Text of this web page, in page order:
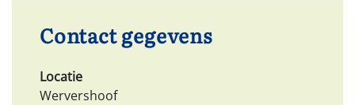
Contact gegevens
Locatie
Wervershoof